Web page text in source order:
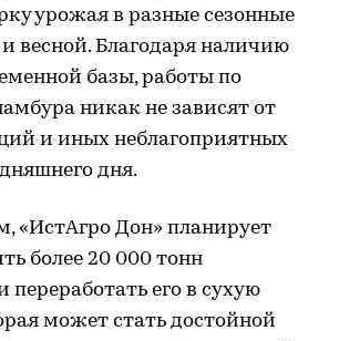
урожая в разные сезонные
весной. Благодаря наличию
базы, работы по
никак не зависят от
и иных неблагоприятных
дня.
«ИстАгро Дон» планирует
более 20 000 тонн
переработать его в сухую
может стать достойной